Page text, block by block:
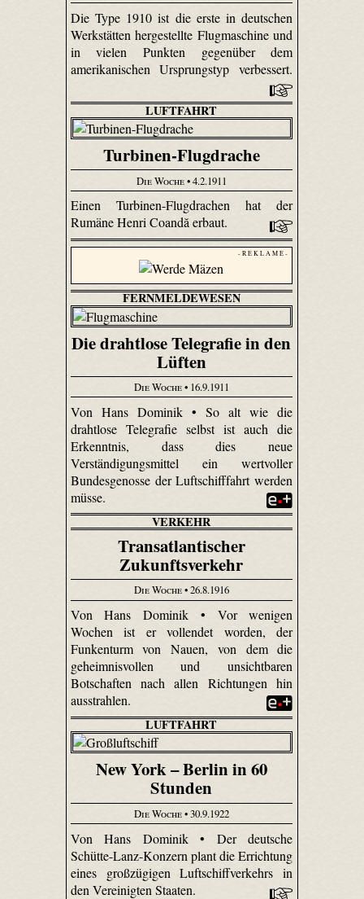
Die Type 1910 ist die erste in deutschen
Werkstätten hergestellte Flugmaschine und
in vielen Punkten gegenüber dem
amerikanischen Ursprungstyp verbessert.
LUFTFAHRT
Turbinen-Flugdrache
Die Woche• 4.2.1911
Einen Turbinen-Flugdrachen hat der
Rumäne Henri Coandă erbaut.
- R E K L A M E -
FERNMELDEWESEN
Die drahtlose Telegrafie in den
Lüften
Die Woche• 16.9.1911
Von Hans Dominik • So alt wie die
drahtlose Telegrafie selbst ist auch die
Erkenntnis, dass dies neue
Verständigungsmittel ein wertvoller
Bundesgenosse der Luftschifffahrt werden
müsse.
VERKEHR
Transatlantischer
Zukunftsverkehr
Die Woche• 26.8.1916
Von Hans Dominik • Vor wenigen
Wochen ist er vollendet worden, der
Funkenturm von Nauen, von dem die
geheimnisvollen und unsichtbaren
Botschaften nach allen Richtungen hin
ausstrahlen.
LUFTFAHRT
New York – Berlin in 60
Stunden
Die Woche• 30.9.1922
Von Hans Dominik • Der deutsche
Schütte-Lanz-Konzern plant die Errichtung
eines großzügigen Luftschiffverkehrs in
den Vereinigten Staaten.